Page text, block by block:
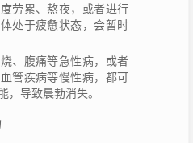
劳累、熬夜，或者进行
处于疲惫状态，会暂时
、腹痛等急性病，或者
管疾病等慢性病，都可
，导致晨勃消失。